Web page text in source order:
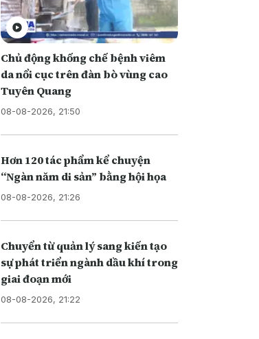
Chủ động khống chế bệnh viêm
da nổi cục trên đàn bò vùng cao
Tuyên Quang
08-08-2026, 21:50
Hơn 120 tác phẩm kể chuyện
“Ngàn năm di sản” bằng hội họa
08-08-2026, 21:26
Chuyển từ quản lý sang kiến tạo
sự phát triển ngành dầu khí trong
giai đoạn mới
08-08-2026, 21:22